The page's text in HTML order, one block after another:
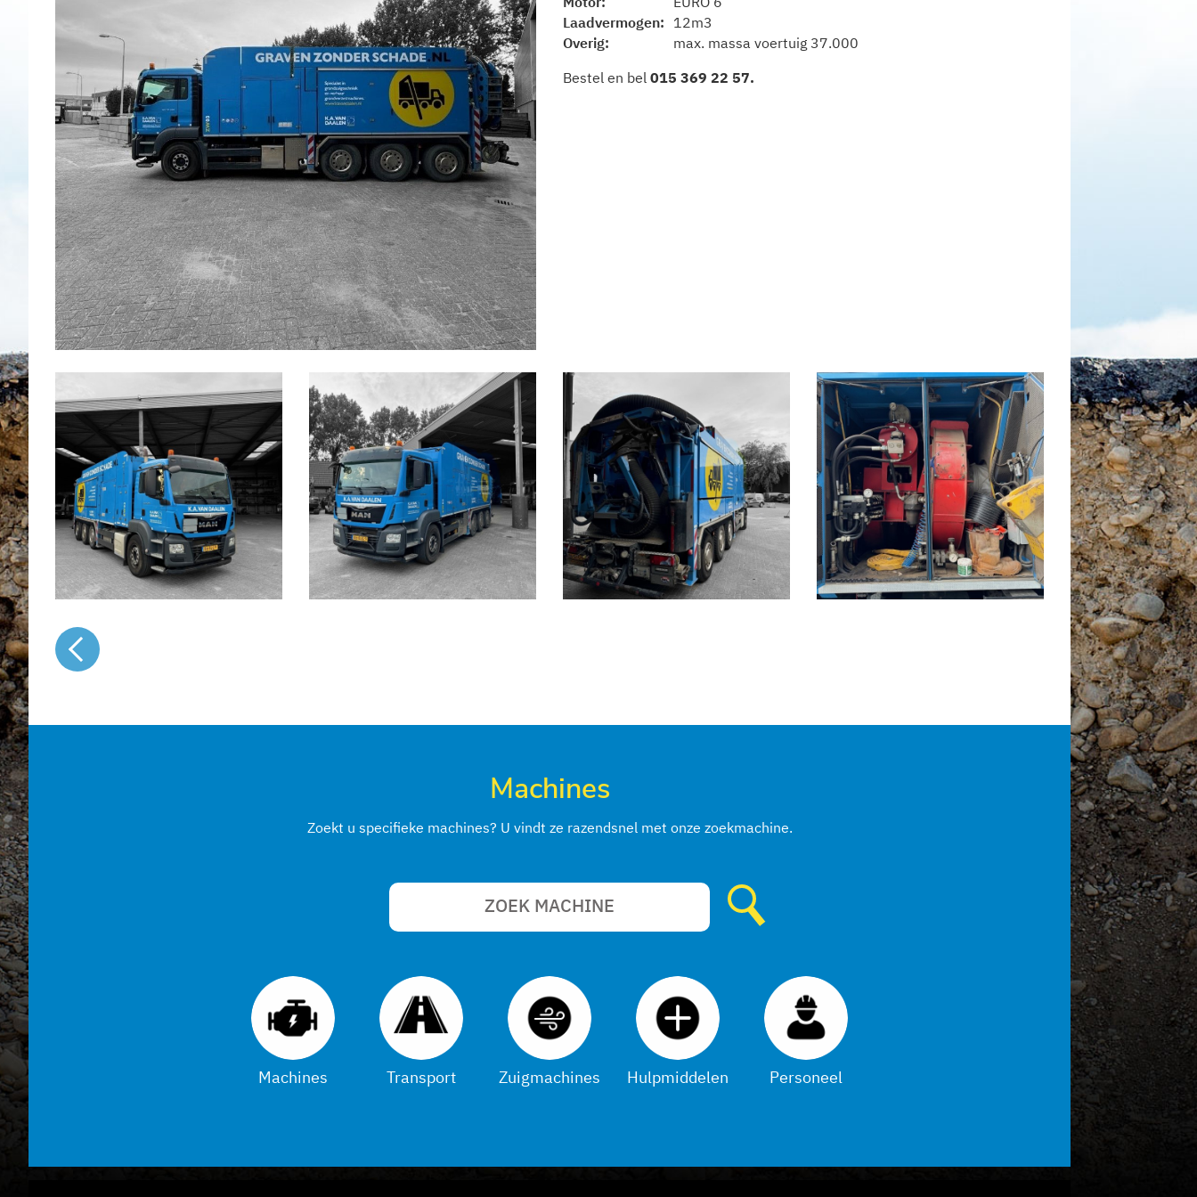
Laadvermogen
12m3
Overig
max. massa voertuig 37.000
Bestel en bel 015 369 22 57.
Machines
Zoekt u specifieke machines? U vindt ze razendsnel met onze zoekmachine.
Machines Transport Zuigmachines Hulpmiddelen Personeel